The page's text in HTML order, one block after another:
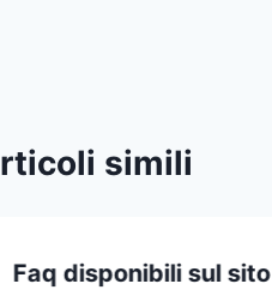
simili
Faq disponibili sul sito